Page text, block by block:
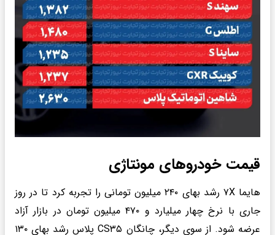
قیمت خودروهای مونتاژی
هایما ۷X رشد بهای ۲۴۰ میلیون تومانی را تجربه کرد تا در روز
جاری با نرخ چهار میلیارد و ۴۷۰ میلیون تومان در بازار آزاد
عرضه شود. از سوی دیگر، چانگان CS۳۵ پلاس رشد بهای ۱۳۰